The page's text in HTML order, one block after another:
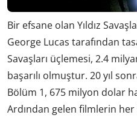
Bir efsane olan Yıldız
George Lucas tarafından
Savaşları üçlemesi, 2.4
başarılı olmuştur. 20 yıl
Bölüm 1, 675 milyon dolar
Ardından gelen filmlerin